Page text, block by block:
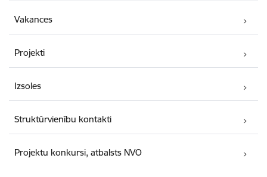
Vakances
Projekti
Izsoles
Struktūrvienību kontakti
Projektu konkursi, atbalsts NVO